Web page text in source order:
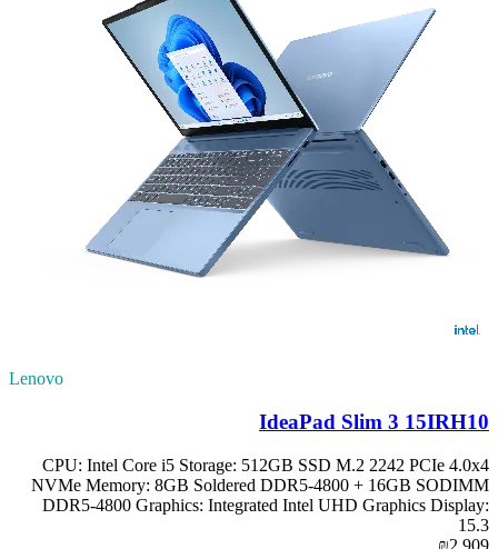
Lenovo
IdeaPad Slim 3 15IRH10
CPU: Intel Core i5 Storage: 512GB SSD M.2 2242 PCIe 4.0x4
NVMe Memory: 8GB Soldered DDR5-4800 + 16GB SODIMM
DDR5-4800 Graphics: Integrated Intel UHD Graphics Display:
15.3
₪2,909